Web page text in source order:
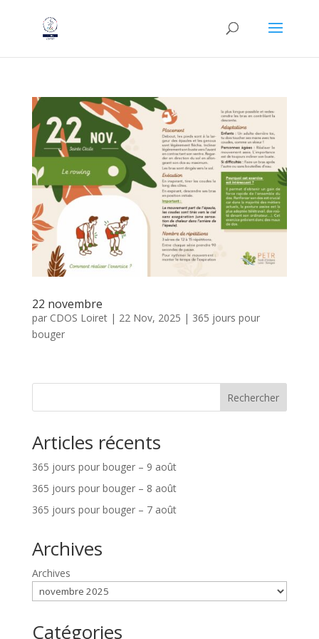
22 novembre
par CDOS Loiret| 22 Nov, 2025 | 365 jours pour
bouger
Rechercher
Articles récents
365 jours pour bouger – 9 août
365 jours pour bouger – 8 août
365 jours pour bouger – 7 août
Archives
Archives
Catégories